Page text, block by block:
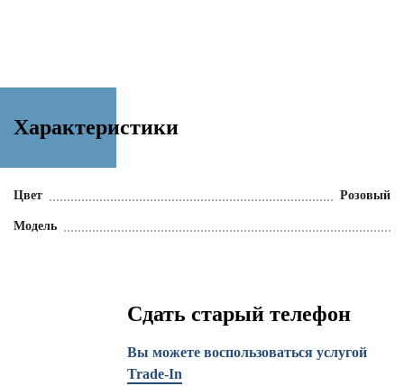
Характеристики
Цвет Розовый
Модель
Сдать старый телефон
Вы можете воспользоваться услугой
Trade-In